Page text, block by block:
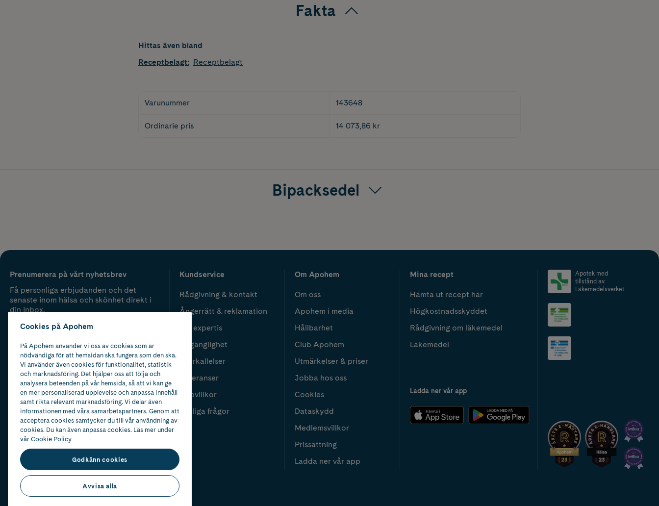
Fakta
Hittas även bland
Receptbelagt: Receptbelagt
Varunummer 143648
Ordinarie pris 14 073,86 kr
Bipacksedel
Prenumerera på vårt nyhetsbrev
Få personliga erbjudanden och det
senaste inom hälsa och skönhet direkt i
din inbox.
Kundservice
Rådgivning & kontakt
Ångerrätt & reklamation
Vår expertis
Tillgänglighet
Återkallelser
Leveranser
Köpvillkor
Vanliga frågor
Om Apohem
Om oss
Apohem i media
Hållbarhet
Club Apohem
Utmärkelser & priser
Jobba hos oss
Cookies
Dataskydd
Medlemsvillkor
Prissättning
Ladda ner vår app
Mina recept
Hämta ut recept här
Högkostnadsskyddet
Rådgivning om läkemedel
Läkemedel
Ladda ner vår app
Apotek med
tillstånd av
Läkemedelsverket
2024
Cookies på Apohem
På Apohem använder vi oss av cookies som är
nödvändiga för att hemsidan ska fungera som den ska.
Vi använder även cookies för funktionalitet, statistik
och marknadsföring. Det hjälper oss att följa och
analysera beteenden på vår hemsida, så att vi kan ge
en mer personaliserad upplevelse och anpassa innehåll
samt rikta relevant marknadsföring. Vi delar även
informationen med våra samarbetspartners. Genom att
acceptera cookies samtycker du till vår användning av
cookies. Du kan även anpassa cookies. Läs mer under
vårCookie Policy
Godkänn cookies
Avvisa alla